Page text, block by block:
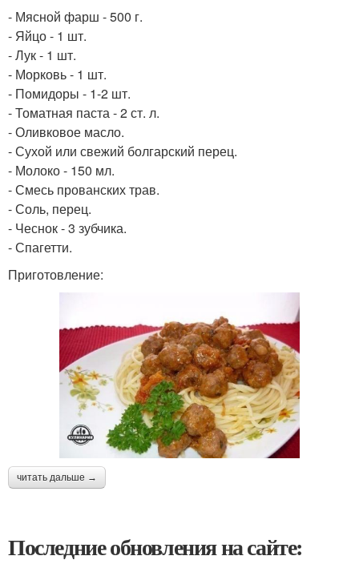
- Мясной фарш - 500 г.
- Яйцо - 1 шт.
- Лук - 1 шт.
- Морковь - 1 шт.
- Помидоры - 1-2 шт.
- Томатная паста - 2 ст. л.
- Оливковое масло.
- Сухой или свежий болгарский перец.
- Молоко - 150 мл.
- Смесь прованских трав.
- Соль, перец.
- Чеснок - 3 зубчика.
- Спагетти.
Приготовление:
читать дальше →
Последние обновления на сайте: